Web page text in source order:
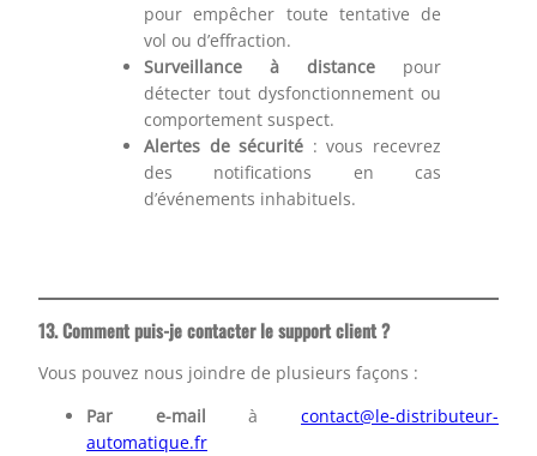
pour empêcher toute tentative de
vol ou d’effraction.
Surveillance à distance pour
détecter tout dysfonctionnement ou
comportement suspect.
Alertes de sécurité : vous recevrez
des notifications en cas
d’événements inhabituels.
13. Comment puis-je contacter le support client ?
Vous pouvez nous joindre de plusieurs façons :
Par e-mail àcontact@le-distributeur-
automatique.fr